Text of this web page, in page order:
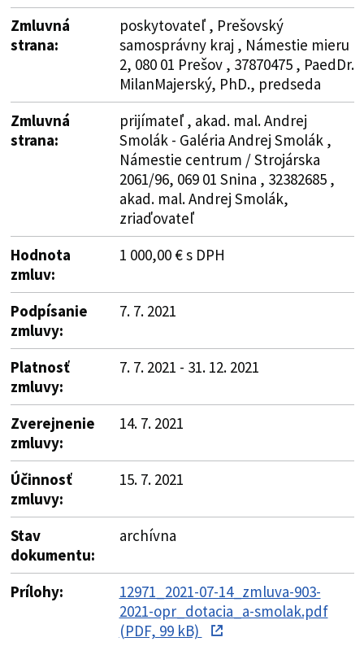
Zmluvná
strana:
poskytovateľ , Prešovský
samosprávny kraj , Námestie mieru
2, 080 01 Prešov , 37870475 , PaedDr.
MilanMajerský, PhD., predseda
Zmluvná
strana:
prijímateľ , akad. mal. Andrej
Smolák - Galéria Andrej Smolák ,
Námestie centrum / Strojárska
2061/96, 069 01 Snina , 32382685 ,
akad. mal. Andrej Smolák,
zriaďovateľ
Hodnota
zmluv:
1 000,00 € s DPH
Podpísanie
zmluvy:
7. 7. 2021
Platnosť
zmluvy:
7. 7. 2021 - 31. 12. 2021
Zverejnenie
zmluvy:
14. 7. 2021
Účinnosť
zmluvy:
15. 7. 2021
Stav
dokumentu:
archívna
Prílohy:
12971_2021-07-14_zmluva-903-
2021-opr_dotacia_a-smolak.pdf
(PDF, 99 kB)